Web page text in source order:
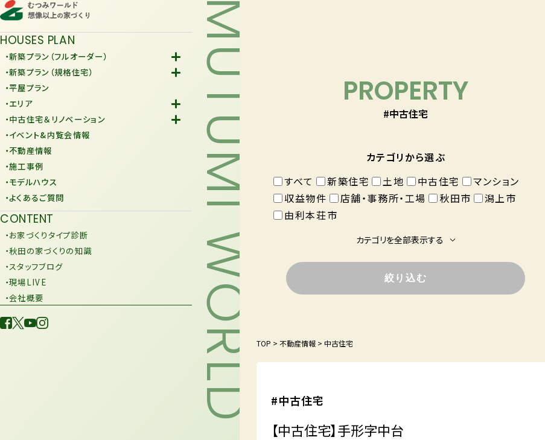
HOUSES PLAN
・新築プラン（フルオーダー）
-Fiore
・新築プラン（規格住宅）
-規格住宅
-KURAFIT
-JiU
・平屋プラン
・エリア
-潟上市
-由利本荘市
・中古住宅＆リノベーション
-中古住宅
-リノベーション
・イベント&内覧会情報
・不動産情報
・施工事例
・モデルハウス
・よくあるご質問
CONTENT
・お家づくりタイプ診断
・秋田の家づくりの知識
・スタッフブログ
・現場LIVE
・会社概要
MUTUMI WORLD PROPERTY
#中古住宅
カテゴリから選ぶ
すべて
新築住宅 土地 中古住宅
マンション
収益物件
店舗・事務所・工場 秋田市
潟上市
由利本荘市
カテゴリを全部表示する
TOP > 不動産情報> 中古住宅
#中古住宅
【中古住宅】手形字中台